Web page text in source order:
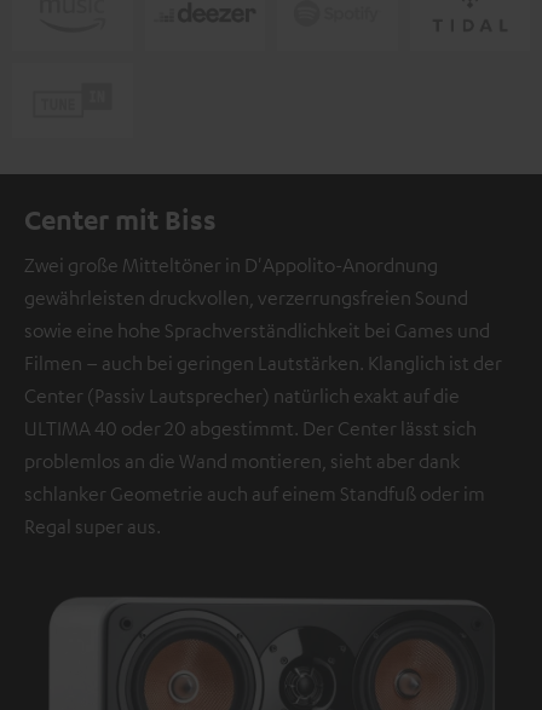
Center mit Biss
Zwei große Mitteltöner in D'Appolito-Anordnung
gewährleisten druckvollen, verzerrungsfreien Sound
sowie eine hohe Sprachverständlichkeit bei Games und
Filmen – auch bei geringen Lautstärken. Klanglich ist der
Center (Passiv Lautsprecher) natürlich exakt auf die
ULTIMA 40 oder 20 abgestimmt. Der Center lässt sich
problemlos an die Wand montieren, sieht aber dank
schlanker Geometrie auch auf einem Standfuß oder im
Regal super aus.